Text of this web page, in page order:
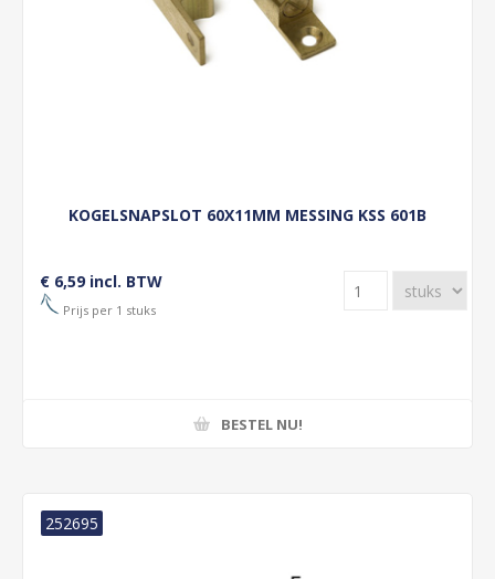
KOGELSNAPSLOT 60X11MM MESSING KSS 601B
€ 6,59 incl. BTW
Prijs per 1 stuks
BESTEL NU!
252695